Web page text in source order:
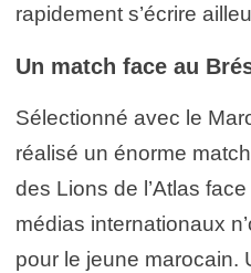
rapidement s’écrire
Un match face au
Sélectionné avec le
réalisé un énorme
des Lions de l’Atlas
médias internationaux
pour le jeune marocain.